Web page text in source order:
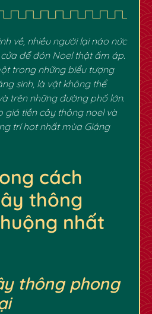
về, nhiều người lại náo nức
để đón Noel thật ấm áp.
trong những biểu tượng
sinh, là vật không thể
trên những đường phố lớn.
giá tiền cây thông noelvà
trí hot nhất mùa Giáng
cách
thông
nhất
thông phong
✿